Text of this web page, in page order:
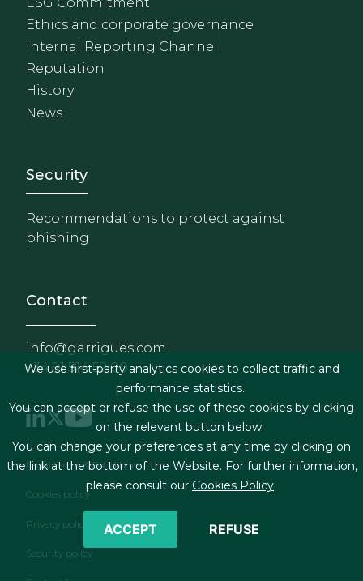
Ethics and corporate governance
Internal Reporting Channel
Reputation
History
News
Footer - Extranet y
Security
Recommendations to protect against
phishing
Contact
info@garrigues.com
+34 91 514 52 00
Footer menu
Legal terms & Conditions
Cookies policy
Privacy policy
Security policy
We use first-party analytics cookies to collect traffic and
performance statistics.
You can accept or refuse the use of these cookies by clicking
on the relevant button below.
You can change your preferences at any time by clicking on
the link at the bottom of the Website. For further information,
please consult our Cookies Policy
ACCEPT REFUSE